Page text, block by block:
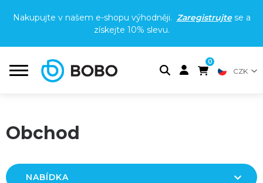
Nakupujte v našem e-shopu výhodněji. Zaregistrujtese a
získejte 10% slevu.
0
CZK
Obchod
NABÍDKA